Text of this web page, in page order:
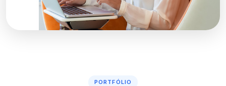
PORTFÓLIO